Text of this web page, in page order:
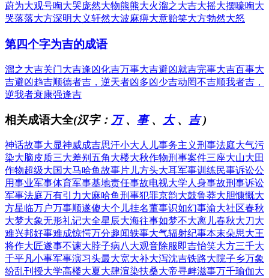
蔚为大观号啕大哭庞然大物熊熊大火溜之大吉大摇大摆嚎啕大
哭落落大方深明大义轩然大波麻痹大意贻笑大方勃然大怒
第四个字为吉的成语
溜之大吉关门大吉逢凶化吉万事大吉避凶就吉完事大吉百事大
吉避凶趋吉顺德者吉，逆天者凶多凶少吉动罔不吉顺我者吉，
逆我者衰康强逢吉
相关成语大全(汉字： 万、 事、 大、 吉)
神话故事大显神威成吉思汗小大人儿事务主义刑事法庭大气污
染大脑皮质三大差别 五角大楼大秋作物刑事案件三座大山大田
作物超级大国大马哈鱼故事片儿方头大耳军事训练民事诉讼公
用事业军事体育军事基地责任事故电视大学 人身事故刑事诉讼
军事法庭万有引力大麻哈鱼刑事犯罪京韵大鼓鲁莽大胆慷慨大
方星临万户万事顺遂傻大个儿挂名董事识如幻事渝大社区春秋
大梦大象无形礼记大全星辰大海往事如梦不大离儿春秋大刀大
难兴邦好事难成惊愕万分趣闻轶事大气辐射纪事本末朵思大王
将作大匠遂事不谏大脖子病八大观音除服即吉怡笑大方三千大
千平凡小事军事演习头最大宽大补大泻沈吉铁路大院子乡万象
纷乱刊授大学高楼大夏大肆渲染扶桑大帝寻衅滋事万千瑜伽大